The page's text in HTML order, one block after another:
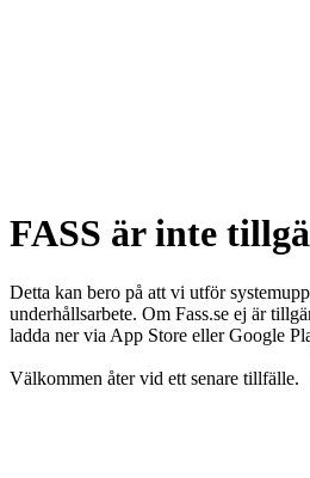
FASS är inte
Detta kan bero på att vi utför
underhållsarbete. Om Fass.se ej är
ladda ner via App Store eller Google
Välkommen åter vid ett senare tillfälle.